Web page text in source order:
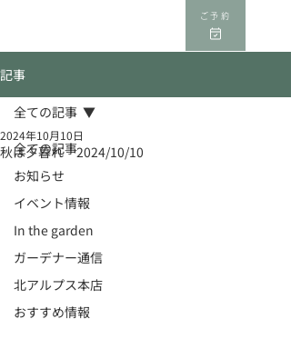
ご予約
記事
全ての記事
お知らせ
イベント情報
In the garden
ガーデナー通信
北アルプス本店
おすすめ情報
全ての記事
秋は夕暮れ 2024/10/10
2024年10月10日